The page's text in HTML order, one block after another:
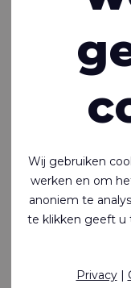
Wij gebruiken
werken en om
anoniem te
te klikken geeft u
Privacy|